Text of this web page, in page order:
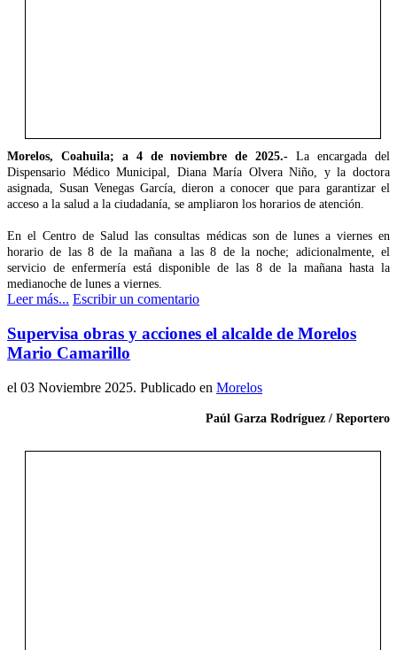
Morelos, Coahuila; a 4 de noviembre de 2025.- La encargada del
Dispensario Médico Municipal, Diana María Olvera Niño, y la doctora
asignada, Susan Venegas García, dieron a conocer que para garantizar el
acceso a la salud a la ciudadanía, se ampliaron los horarios de atención.
En el Centro de Salud las consultas médicas son de lunes a viernes en
horario de las 8 de la mañana a las 8 de la noche; adicionalmente, el
servicio de enfermería está disponible de las 8 de la mañana hasta la
medianoche de lunes a viernes.
Leer más... Escribir un comentario
Supervisa obras y acciones el alcalde de Morelos
Mario Camarillo
el 03 Noviembre 2025. Publicado en Morelos
Paúl Garza Rodríguez / Reportero